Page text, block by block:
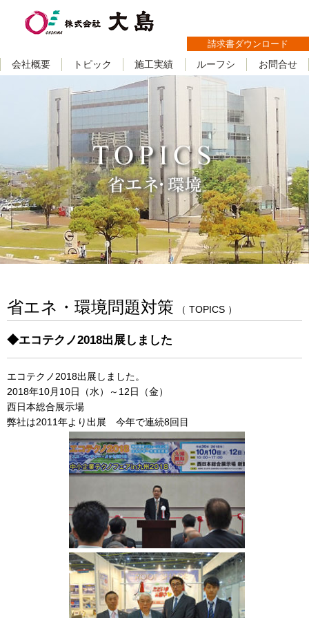
請求書ダウンロード
会社概要 トピック 施工実績 ルーフシ お問合せ
省エネ・環境問題対策 （ TOPICS ）
◆エコテクノ2018出展しました
エコテクノ2018出展しました。
2018年10月10日（水）～12日（金）
西日本総合展示場
弊社は2011年より出展 今年で連続8回目